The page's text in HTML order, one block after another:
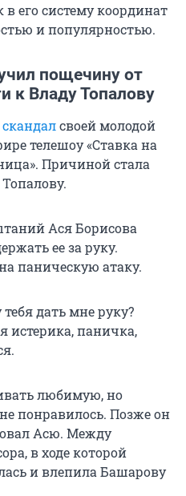
в его систему координат
и популярностью.
пощечину от
к Владу Топалову
своей молодой
телешоу «Ставка на
Причиной стала
Ася Борисова
ее за руку.
паническую атаку.
дать мне руку?
истерика, паничка,
любимую, но
понравилось. Позже он
Асю. Между
в ходе которой
и влепила Башарову